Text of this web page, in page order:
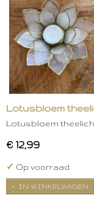
Lotusbloem
Lotusbloem
€ 12,99
✓ Op voorraad
IN WINKELWAGEN